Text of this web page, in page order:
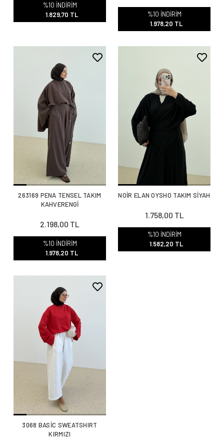
%10 İNDİRİM
1.829,70 TL
%10 İNDİRİM
1.978,20 TL
263169 PENA TENSEL TAKIM
KAHVERENGİ
2.198,00 TL
%10 İNDİRİM
1.978,20 TL
NOİR ELAN OYSHO TAKIM SİYAH
1.758,00 TL
%10 İNDİRİM
1.582,20 TL
3068 BASİC SWEATSHIRT
KIRMIZI